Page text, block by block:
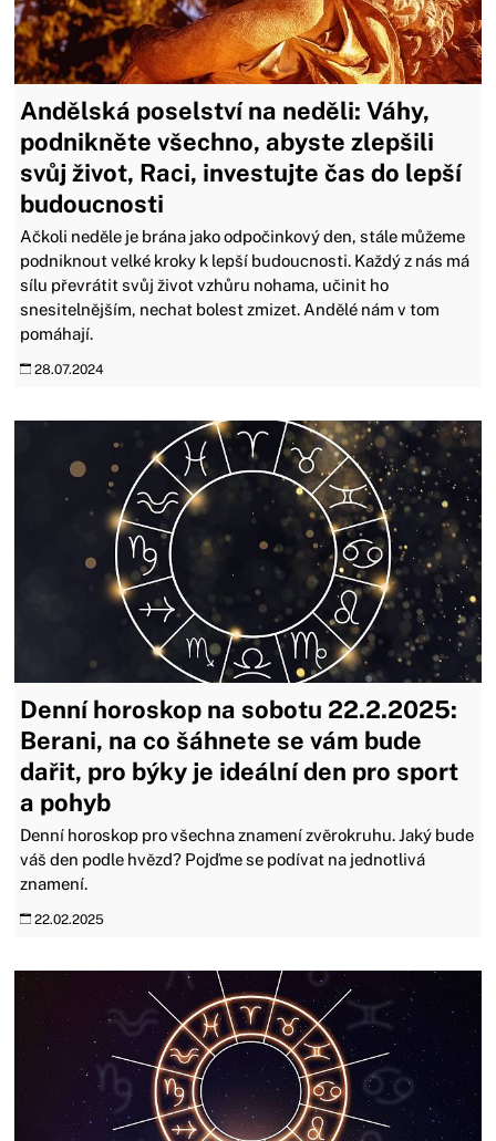
Andělská poselství na neděli: Váhy,
podnikněte všechno, abyste zlepšili
svůj život, Raci, investujte čas do lepší
budoucnosti
Ačkoli neděle je brána jako odpočinkový den, stále můžeme
podniknout velké kroky k lepší budoucnosti. Každý z nás má
sílu převrátit svůj život vzhůru nohama, učinit ho
snesitelnějším, nechat bolest zmizet. Andělé nám v tom
pomáhají.
28.07.2024
Denní horoskop na sobotu 22.2.2025:
Berani, na co šáhnete se vám bude
dařit, pro býky je ideální den pro sport
a pohyb
Denní horoskop pro všechna znamení zvěrokruhu. Jaký bude
váš den podle hvězd? Pojďme se podívat na jednotlivá
znamení.
22.02.2025